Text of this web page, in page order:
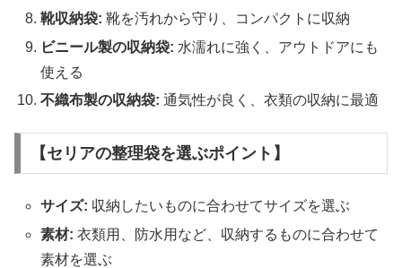
靴収納袋: 靴を汚れから守り、コンパクトに収納
ビニール製の収納袋: 水濡れに強く、アウトドアにも
使える
不織布製の収納袋: 通気性が良く、衣類の収納に最適
【セリアの整理袋を選ぶポイント】
サイズ: 収納したいものに合わせてサイズを選ぶ
素材: 衣類用、防水用など、収納するものに合わせて
素材を選ぶ